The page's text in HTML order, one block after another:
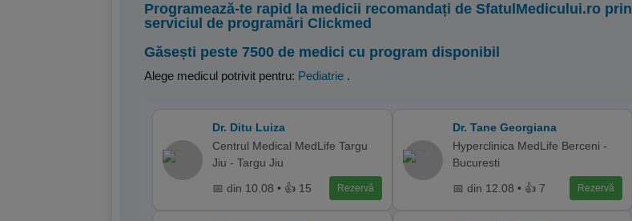
Programează-te rapid la medicii recomandați de SfatulMedicului.ro prin
serviciul de programări Clickmed
Găsești peste 7500 de medici cu program disponibil
Alege medicul potrivit pentru: Pediatrie .
Dr. Ditu Luiza
Centrul Medical MedLife Targu
Jiu - Targu Jiu
📅 din 10.08 • 👍 15
Rezervă
Dr. Tane Georgiana
Hyperclinica MedLife Berceni -
Bucuresti
📅 din 12.08 • 👍 7
Rezervă